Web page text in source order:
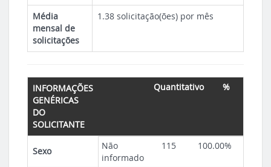
Média
mensal de
solicitações
1.38 solicitação(ões) por mês
INFORMAÇÕES
GENÉRICAS
DO
SOLICITANTE
Quantitativo %
Sexo
Não
informado
115 100.00%